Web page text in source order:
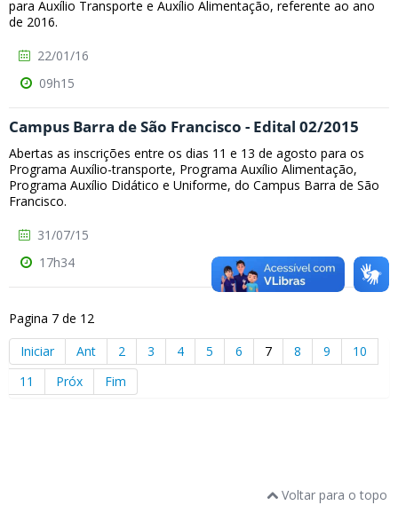
para Auxílio Transporte e Auxílio Alimentação, referente ao ano
de 2016.
22/01/16
09h15
Campus Barra de São Francisco - Edital 02/2015
Abertas as inscrições entre os dias 11 e 13 de agosto para os
Programa Auxílio-transporte, Programa Auxílio Alimentação,
Programa Auxílio Didático e Uniforme, do Campus Barra de São
Francisco.
31/07/15
17h34
Pagina 7 de 12
Iniciar
Ant 2 3 4 5 6 7 8 9
10
11
Próx Fim
Voltar para o topo